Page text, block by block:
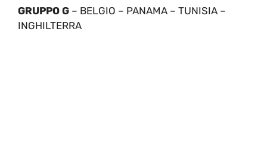
GRUPPO G – BELGIO – PANAMA – TUNISIA –
INGHILTERRA